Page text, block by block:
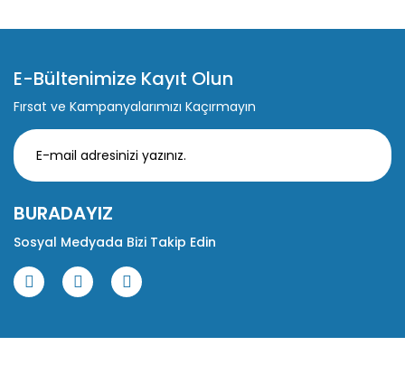
E-Bültenimize Kayıt Olun
Fırsat ve Kampanyalarımızı Kaçırmayın
BURADAYIZ
Sosyal Medyada Bizi Takip Edin